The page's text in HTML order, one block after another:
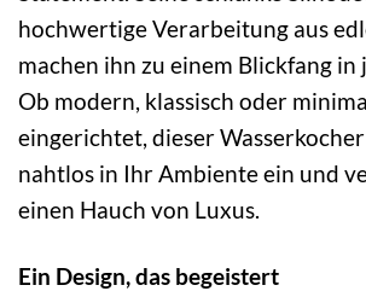
hochwertige Verarbeitung aus
machen ihn zu einem Blickfang in
Ob modern, klassisch oder
eingerichtet, dieser
nahtlos in Ihr Ambiente ein und
einen Hauch von Luxus.
Ein Design, das begeistert